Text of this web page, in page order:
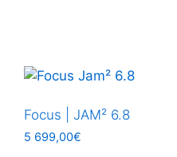
Focus | JAM² 6.8
5 699,00€